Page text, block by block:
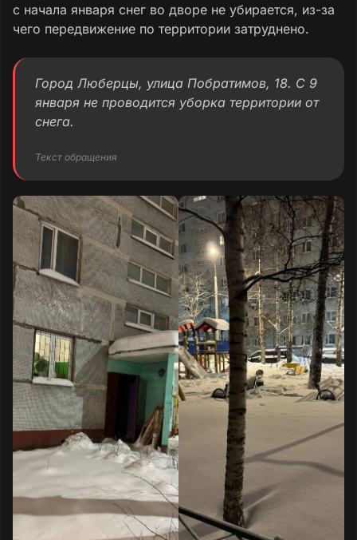
с начала января снег во дворе не убирается, из-за
чего передвижение по территории затруднено.
Город Люберцы, улица Побратимов, 18. С 9
января не проводится уборка территории от
снега.
Текст обращения